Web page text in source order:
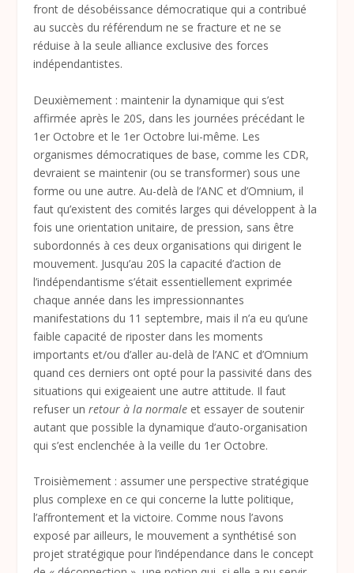
front de désobéissance démocratique qui a contribué
au succès du référendum ne se fracture et ne se
réduise à la seule alliance exclusive des forces
indépendantistes.
Deuxièmement : maintenir la dynamique qui s’est
affirmée après le 20S, dans les journées précédant le
1 er Octobre et le 1 er Octobre lui-même. Les
organismes démocratiques de base, comme les CDR,
devraient se maintenir (ou se transformer) sous une
forme ou une autre. Au-delà de l’ANC et d’Omnium, il
faut qu’existent des comités larges qui développent à la
fois une orientation unitaire, de pression, sans être
subordonnés à ces deux organisations qui dirigent le
mouvement. Jusqu’au 20S la capacité d’action de
l’indépendantisme s’était essentiellement exprimée
chaque année dans les impressionnantes
manifestations du 11 septembre, mais il n’a eu qu’une
faible capacité de riposter dans les moments
importants et/ou d’aller au-delà de l’ANC et d’Omnium
quand ces derniers ont opté pour la passivité dans des
situations qui exigeaient une autre attitude. Il faut
refuser unretour à la normale et essayer de soutenir
autant que possible la dynamique d’auto-organisation
qui s’est enclenchée à la veille du 1 er Octobre.
Troisièmement : assumer une perspective stratégique
plus complexe en ce qui concerne la lutte politique,
l’affrontement et la victoire. Comme nous l’avons
exposé par ailleurs, le mouvement a synthétisé son
projet stratégique pour l’indépendance dans le concept